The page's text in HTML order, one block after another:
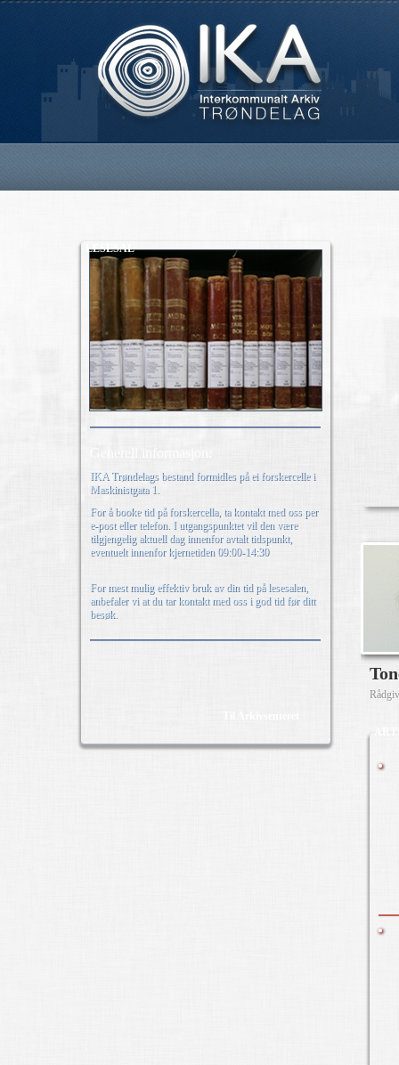
LESESAL
IKA Trøndelags bestand formidles på ei forskercelle i
Maskinistgata 1.
For å booke tid på forskercella, ta kontakt med oss per
e-post eller telefon. I utgangspunktet vil den være
tilgjengelig aktuell dag innenfor avtalt tidspunkt,
eventuelt innenfor kjernetiden 09:00-14:30
For mest mulig effektiv bruk av din tid på lesesalen,
anbefaler vi at du tar kontakt med oss i god tid før ditt
besøk.